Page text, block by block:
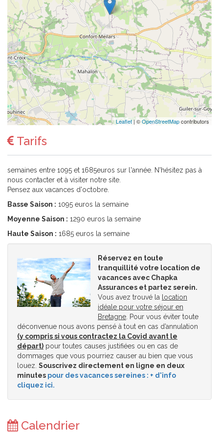
Leaflet | ©OpenStreetMapcontributors
Tarifs
semaines entre 1095 et 1685euros sur l'année. N'hésitez pas à
nous contacter et à visiter notre site.
Pensez aux vacances d'octobre.
Basse Saison : 1095 euros la semaine
Moyenne Saison : 1290 euros la semaine
Haute Saison : 1685 euros la semaine
Réservez en toute
tranquillité votre location de
vacances avec Chapka
Assurances et partez serein.
Vous avez trouvé la
location
idéale pour votre séjour en
Bretagne . Pour vous éviter toute
déconvenue nous avons pensé à tout en cas d’annulation
(y compris si vous contractez la Covid avant le
départ) pour toutes causes justifiées ou en cas de
dommages que vous pourriez causer au bien que vous
louez. Souscrivez directement en ligne en deux
minutes pour des vacances sereines : + d'info
cliquez ici.
Calendrier